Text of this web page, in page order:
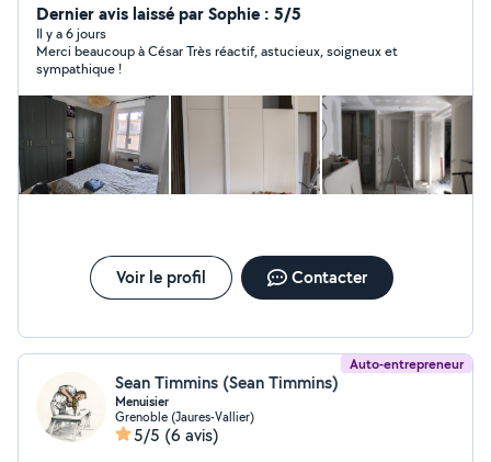
types de travaux : montage de meubles, petites
réparations de plomberie ou d'électricité, peinture, et
finitions diverses. Attaché au travail bien fait, je veille à
la propreté du chantier, au respect des délais et à la
satisfaction du client. Dynamique et organisé, j'apporte
des solutions adaptées à chaque besoin pour un
résultat soigné et durable. N'hésitez pas à me contacter
pour échanger sur votre projet. César
Dernier avis laissé par Sophie : 5/5
Il y a 6 jours
Merci beaucoup à César Très réactif, astucieux, soigneux et
sympathique !
Voir le profil Contacter
Auto-entrepreneur
Sean Timmins (Sean Timmins)
Menuisier
Grenoble (Jaures-Vallier)
5/5 (6 avis)